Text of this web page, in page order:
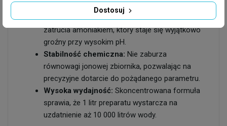
stymuluje wzrostu niepożądanych glonów.
Ochrona ryb:Skutecznie redukuje ryzyko
zatrucia amoniakiem, który staje się wyjątkowo
groźny przy wysokim pH.
Stabilność chemiczna: Nie zaburza
równowagi jonowej zbiornika, pozwalając na
precyzyjne dotarcie do pożądanego parametru.
Wysoka wydajność: Skoncentrowana formuła
sprawia, że 1 litr preparatu wystarcza na
uzdatnienie aż 10 000 litrów wody.
Dostosuj